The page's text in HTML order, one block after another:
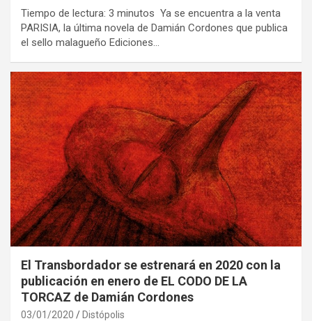
Tiempo de lectura: 3 minutos Ya se encuentra a la venta
PARISIA, la última novela de Damián Cordones que publica
el sello malagueño Ediciones…
El Transbordador se estrenará en 2020 con la
publicación en enero de EL CODO DE LA
TORCAZ de Damián Cordones
03/01/2020 Distópolis